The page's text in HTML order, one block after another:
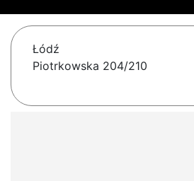
Łódź
Piotrkowska 204/210